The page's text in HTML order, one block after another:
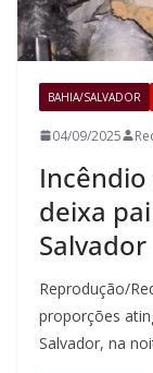
BAHIA/SALVADOR
04/09/2025
deixa
Salvador
Reprodução/
proporções
Salvador, na